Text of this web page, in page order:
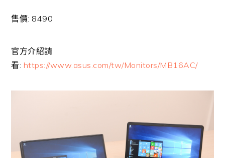
售價: 8490
官方介紹請
看: https://www.asus.com/tw/Monitors/MB16AC/